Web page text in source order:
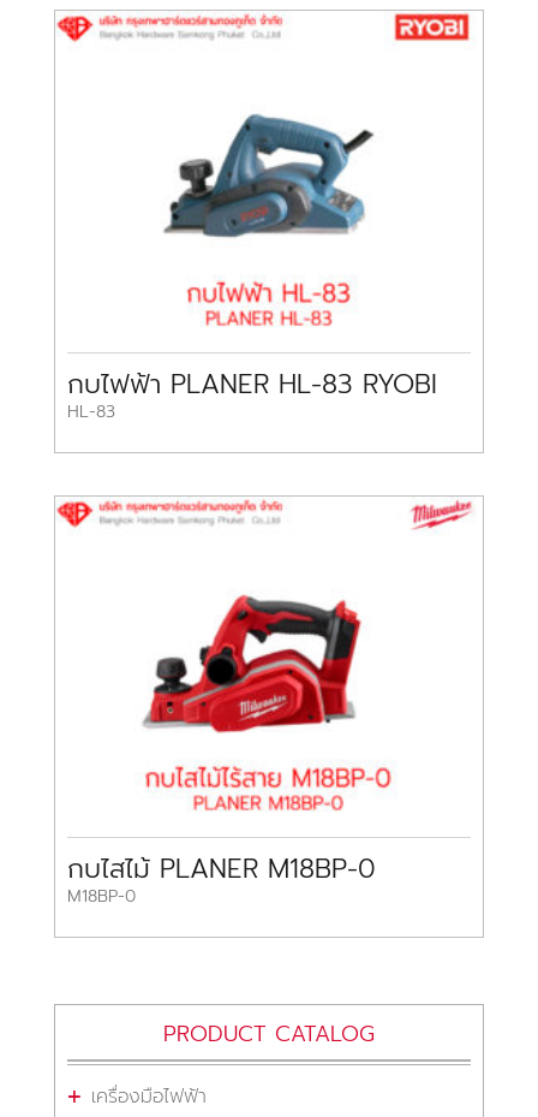
กบไฟฟ้า PLANER HL-83 RYOBI
HL-83
กบไสไม้ PLANER M18BP-0
M18BP-0
PRODUCT CATALOG
เครื่องมือไฟฟ้า